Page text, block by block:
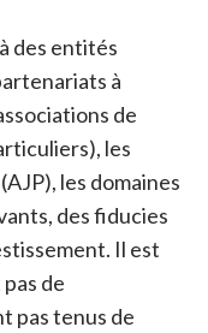
des entités
à
de
les
les domaines
des fiducies
Il est
de
pas tenus de